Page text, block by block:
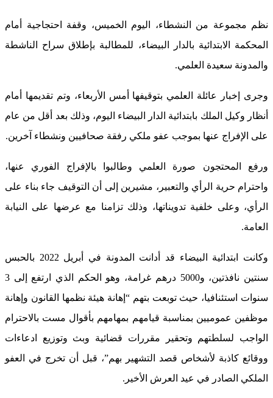
نظم مجموعة من النشطاء، اليوم الخميس، وقفة احتجاجية أمام
المحكمة الابتدائية بالدار البيضاء، للمطالبة بإطلاق سراح الناشطة
والمدونة سعيدة العلمي.
وجرى إخبار عائلة العلمي بتوقيفها أمس الأربعاء، وتم تقديمها أمام
أنظار وكيل الملك بابتدائية الدار البيضاء اليوم، وذلك بعد أقل من عام
على الإفراج عنها بموجب عفو ملكي رفقة صحافيين ونشطاء آخرين.
ورفع المحتجون صورة العلمي وطالبوا بالإفراج الفوري عنها،
واحترام حرية الرأي والتعبير، مشيرين إلى أن التوقيف جاء بناء على
الرأي، وعلى خلفية تدويناتها، وذلك تزامنا مع عرضها على النيابة
العامة.
وكانت ابتدائية البيضاء قد أدانت المدونة في أبريل 2022 بالحبس
سنتين نافذتين، و5000 درهم غرامة، وهو الحكم الذي ارتفع إلى 3
سنوات استئنافيا، حيث توبعت بتهم “إهانة هيئة نظمها القانون وإهانة
موظفين عموميين بمناسبة قيامهم بمهامهم بأقوال مست بالاحترام
الواجب لسلطتهم وتحقير مقررات قضائية وبث وتوزيع ادعاءات
ووقائع كاذبة لأشخاص قصد التشهير بهم”، قبل أن تخرج في العفو
الملكي الصادر في عيد العرش الأخير.